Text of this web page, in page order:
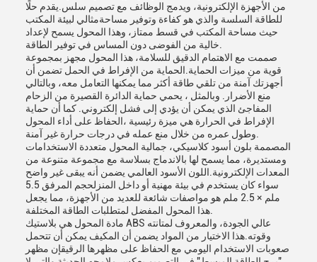
من الأجهزة الإلكترونية، ويدمج الوظائف مع تصميم سلس.يقدم حلًا
للطاقة السلسة والذي هو كفاءة وتوفير مساحةمثالي لبيئة المكتب
حيث مساحة المكتب في قسط ممتاز، وهذا المحول يسمح لإعداد
صممت مع الاهتمام الدقيق للسلامة، هذا المحول مجهز بمجموعة
قوية من ميزات الحماية.الحماية من الإفراط في الحمل تضمن أن
أجهزتك آمنة من تلقي طاقة أكثر مما يمكنها التعامل معه، وبالتالي
منع الأضرار. وبالمثل ، يحمي حماية الدائرة القصيرة من الزحام
المفاجئ الذي يمكن أن يؤدي إلى فشل إلكتروني. كما أن حماية
الإفراط في الحرارة هي ميزة رئيسية ،الحفاظ على أداء المحول
المصممة بلون أسود كلاسيكي، جمالية المحول متعددة الاستخدامات
ومستديرة، مما يسمح لها بالاندماج بسلاسة مع مجموعة متنوعة من
المعدات الإلكترونية.اللون الأسود العالمي يضمن أنه يبقى غير واضح
سواء كان يستخدم في بيئة مهنية أو داخل المنزلحجم المرفق 5.5
ملم × 2.5 ملم هو مواصفات شائعة للعديد من الأجهزة، مما يجعل
مادة المحول هي بلاستيك ABS عالي الجودة، والمعروف لمتانته
وقوته.هذا الاختيار من المواد يضمن أن المكيف يمكن أن تتحمل
صعوبات الاستخدام اليومي مع الحفاظ على مظهرها الرقيقإن مظهر